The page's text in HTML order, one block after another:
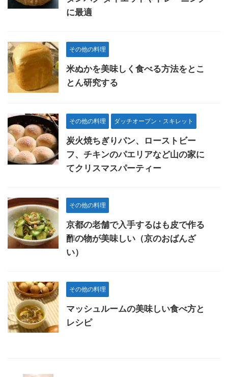
に最適
その他の料理
米ぬかを美味しく食べる方法をとこ
とん研究する
その他の料理 ダッチオーブン・スキレット
炭火焼ちぎりパン、ローストビー
フ、チキンのパエリアなど山の家に
てクリスマスパーティー
その他の料理
京都の老舗で入手するはも皮で作る
酢の物が美味しい（京のおばんざ
い）
その他の料理
マッシュルームの美味しい食べ方と
レシピ